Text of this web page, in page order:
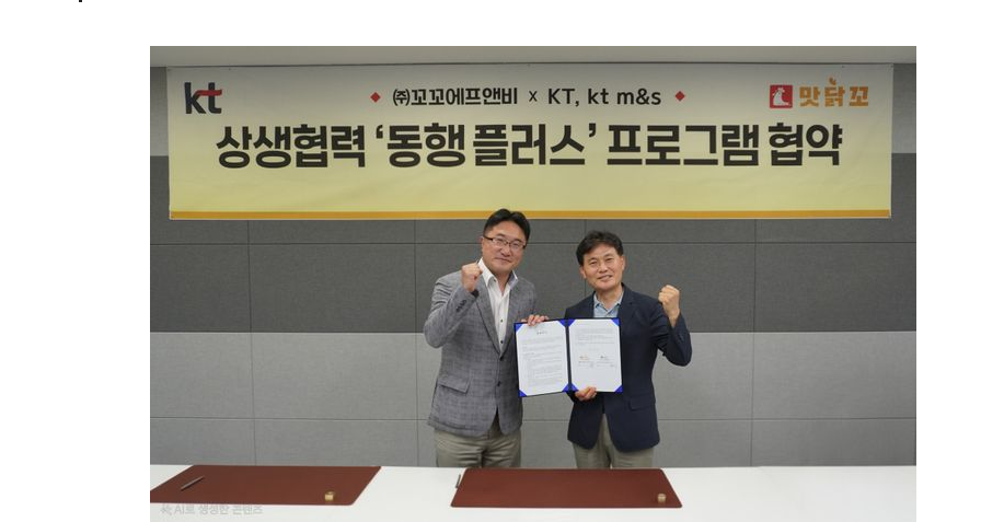
“다시 시청으로” 김선태에게
충주시장의 재치 있는 제안
개
2
"숙련된 모습" 통영 60대女
3
1236회 로또 1등 당첨번호
자본시장법 위반 의혹